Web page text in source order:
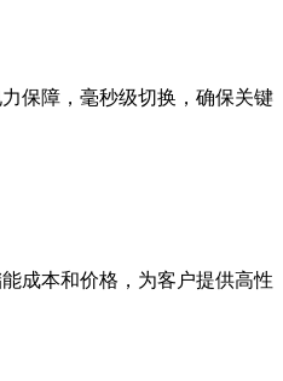
保障，毫秒级切换，确保关键
成本和价格，为客户提供高性